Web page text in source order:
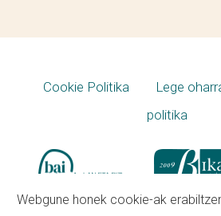
Cookie Politika Lege
politika
Webgune honek cookie-ak